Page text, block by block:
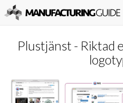
Plustjänst - Riktad